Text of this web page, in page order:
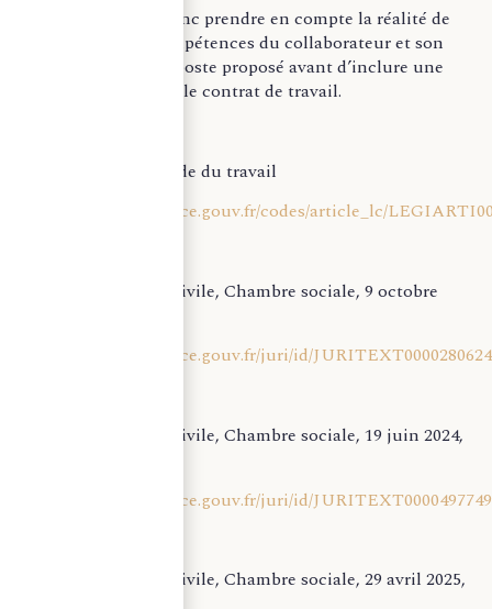
L’employeur doit donc prendre en compte la réalité de
l’évaluation des compétences du collaborateur et son
adéquation avec le poste proposé avant d’inclure une
période d’essai dans le contrat de travail.
Article L1243-11 Code du travail
https://www.legifrance.gouv.fr/codes/article_lc/
Cour de cassation, civile, Chambre sociale, 9 octobre
https://www.legifrance.gouv.fr/juri/id/
Cour de cassation, civile, Chambre sociale, 19 juin 2024,
https://www.legifrance.gouv.fr/juri/id/
Cour de cassation, civile, Chambre sociale, 29 avril 2025,